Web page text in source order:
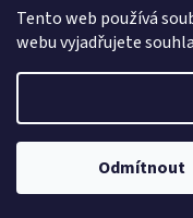
Tento web používá
webu vyjadřujete
Odmítnout